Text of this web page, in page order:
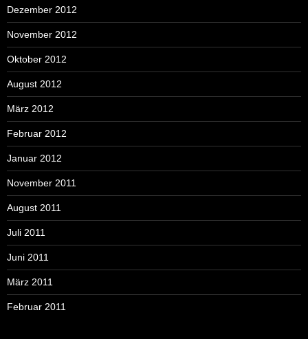
Dezember 2012
November 2012
Oktober 2012
August 2012
März 2012
Februar 2012
Januar 2012
November 2011
August 2011
Juli 2011
Juni 2011
März 2011
Februar 2011